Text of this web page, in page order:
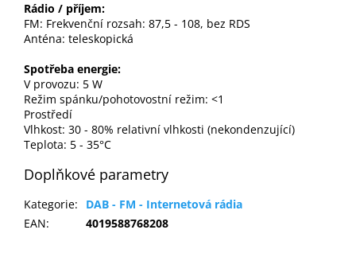
Rádio / příjem:
FM: Frekvenční rozsah: 87,5 - 108, bez RDS
Anténa: teleskopická
Spotřeba energie:
V provozu: 5 W
Režim spánku/pohotovostní režim: <1
Prostředí
Vlhkost: 30 - 80% relativní vlhkosti (nekondenzující)
Teplota: 5 - 35°C
Doplňkové parametry
Kategorie:
DAB - FM - Internetová rádia
EAN: 4019588768208